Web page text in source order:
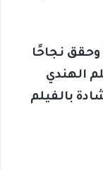
تم عرض الفيلم في 10 سبتمبر 2010 وحقق نجاحًا
الهندي
كما تم الإشادة بالفيلم